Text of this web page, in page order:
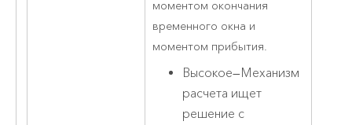
моментом окончания
временного окна и
моментом прибытия.
Высокое—Механизм
расчета ищет
решение с